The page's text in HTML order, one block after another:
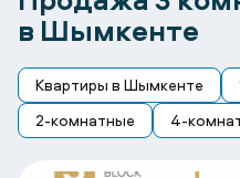
в Шымкенте
Квартиры в Шымкенте
2-комнатные
4-